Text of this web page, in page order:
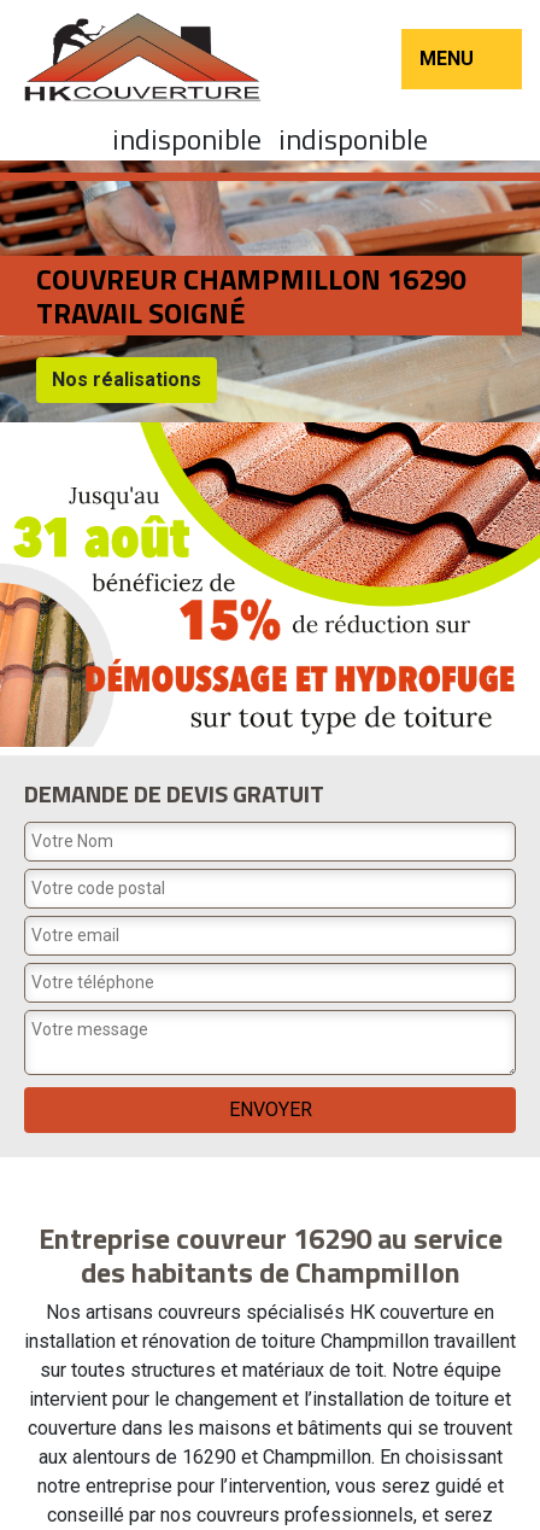
MENU
indisponible indisponible
COUVREUR CHAMPMILLON 16290
TRAVAIL SOIGNÉ
Nos réalisations
DEMANDE DE DEVIS GRATUIT
Entreprise couvreur 16290 au service
des habitants de Champmillon
Nos artisans couvreurs spécialisés HK couverture en
installation et rénovation de toiture Champmillon travaillent
sur toutes structures et matériaux de toit. Notre équipe
intervient pour le changement et l’installation de toiture et
couverture dans les maisons et bâtiments qui se trouvent
aux alentours de 16290 et Champmillon. En choisissant
notre entreprise pour l’intervention, vous serez guidé et
conseillé par nos couvreurs professionnels, et serez